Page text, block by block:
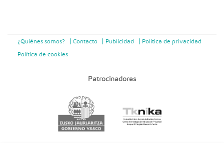
¿Quiénes somos? Contacto Publicidad Politica de privacidad
Política de cookies
Patrocinadores